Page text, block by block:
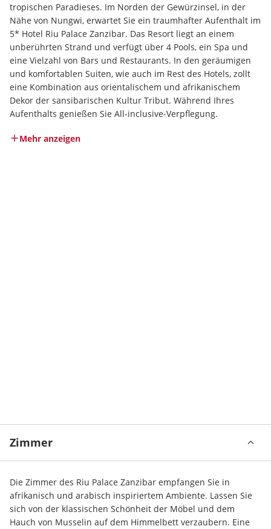
tropischen Paradieses. Im Norden der Gewürzinsel, in der
Nähe von Nungwi, erwartet Sie ein traumhafter Aufenthalt im
5* Hotel Riu Palace Zanzibar. Das Resort liegt an einem
unberührten Strand und verfügt über 4 Pools, ein Spa und
eine Vielzahl von Bars und Restaurants. In den geräumigen
und komfortablen Suiten, wie auch im Rest des Hotels, zollt
eine Kombination aus orientalischem und afrikanischem
Dekor der sansibarischen Kultur Tribut. Während Ihres
Aufenthalts genießen Sie All-inclusive-Verpflegung.
Mehr anzeigen
Zimmer
Die Zimmer des Riu Palace Zanzibar empfangen Sie in
afrikanisch und arabisch inspiriertem Ambiente. Lassen Sie
sich von der klassischen Schönheit der Möbel und dem
Hauch von Musselin auf dem Himmelbett verzaubern. Eine